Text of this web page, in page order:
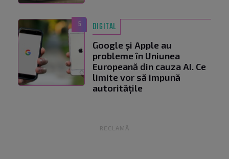
5 DIGITAL
Google și Apple au
probleme în Uniunea
Europeană din cauza AI. Ce
limite vor să impună
autoritățile
RECLAMĂ